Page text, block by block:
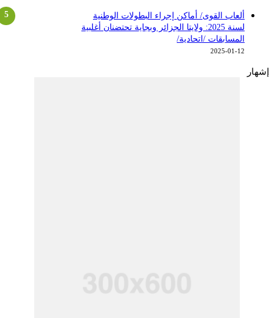
ألعاب القوى/ أماكن إجراء البطولات الوطنية
لسنة 2025: ولايتا الجزائر وبجاية تحتضنان أغلبية
المسابقات /اتحادية/
2025-01-12